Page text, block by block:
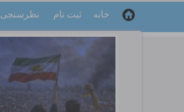
خانه ثبت نام نظرسنجی